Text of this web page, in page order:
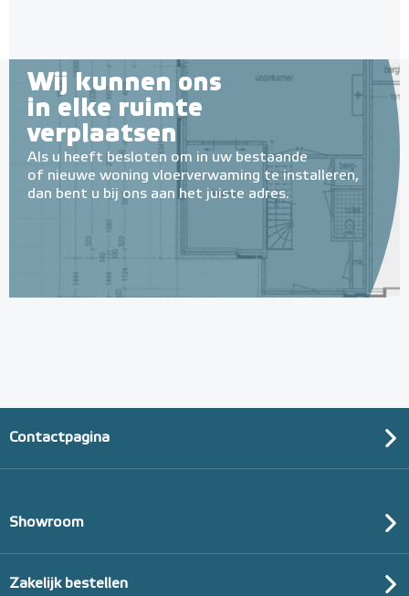
Tacker-isolatieplaten, 20mm
€ 99,00
Wij kunnen ons
in elke ruimte
verplaatsen
Als u heeft besloten om in uw bestaande
of nieuwe woning vloerverwaming te installeren,
dan bent u bij ons aan het juiste adres.
Contactpagina
Showroom
Zakelijk bestellen